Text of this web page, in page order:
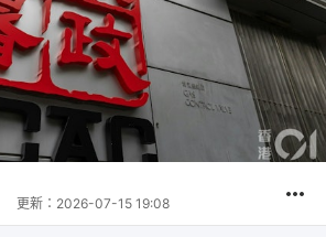
更新： 2026-07-15 19:08